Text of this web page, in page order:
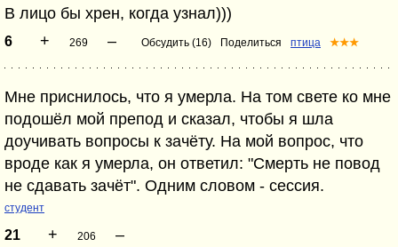
В лицо бы хрен, когда узнал)))
6 + 269 – Обсудить (16) Поделиться птица ★★★
Мне приснилось, что я умерла. На том свете ко мне
подошёл мой препод и сказал, чтобы я шла
доучивать вопросы к зачёту. На мой вопрос, что
вроде как я умерла, он ответил: "Смерть не повод
не сдавать зачёт". Одним словом - сессия.
студент
21 + 206 –